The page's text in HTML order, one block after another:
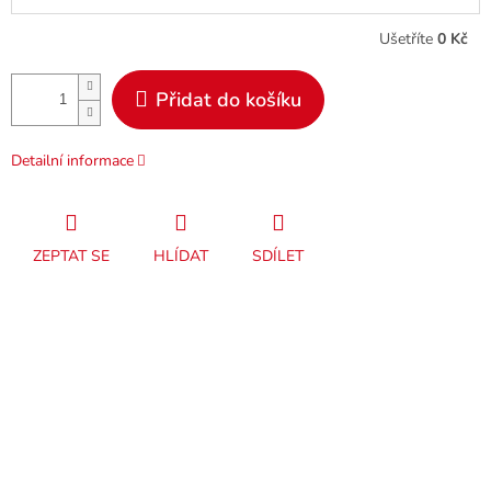
Ušetříte 0 Kč
Přidat do košíku
Detailní informace
ZEPTAT SE HLÍDAT SDÍLET